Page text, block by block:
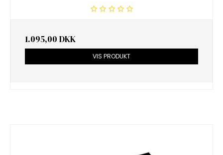
1.095,00 DKK
VIS PRODUKT